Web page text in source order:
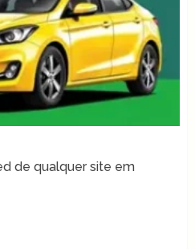
de qualquer site em